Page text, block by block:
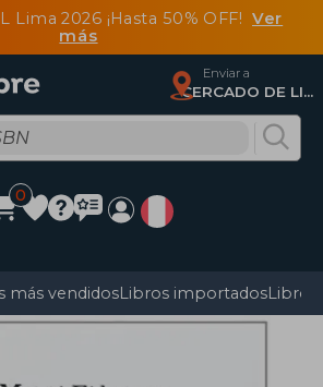
Lima 2026 ¡Hasta 50% OFF!Ver
más
Enviar a
CERCADO DE LIMA, Lima
0
más vendidosLibros importadosLibros